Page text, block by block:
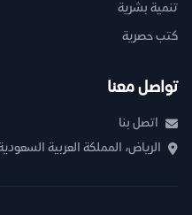
تنمية بشرية
كتب حصرية
تواصل معنا
اتصل بنا
الرياض، المملكة العربية